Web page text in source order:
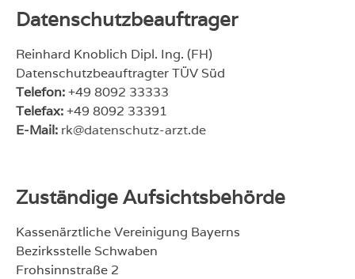
Datenschutzbeauftrager
Reinhard Knoblich Dipl. Ing. (FH)
Datenschutzbeauftragter TÜV Süd
Telefon:+49 8092 33333
Telefax:+49 8092 33391
E-Mail: rk@datenschutz-arzt.de
Zuständige Aufsichtsbehörde
Kassenärztliche Vereinigung Bayerns
Bezirksstelle Schwaben
Frohsinnstraße 2